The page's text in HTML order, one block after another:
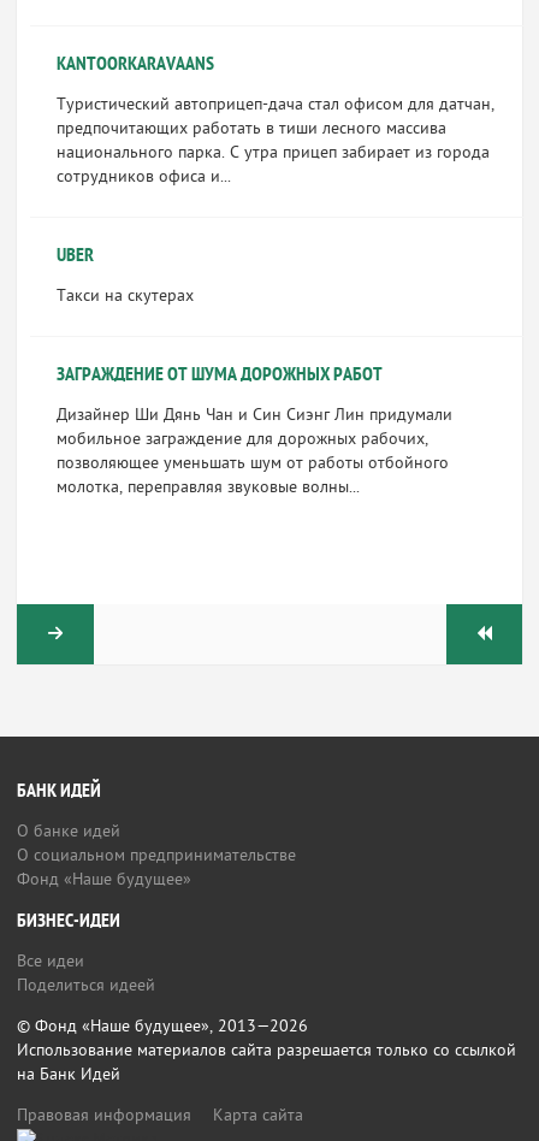
KANTOORKARAVAANS
Туристический автоприцеп-дача стал офисом для датчан,
предпочитающих работать в тиши лесного массива
национального парка. С утра прицеп забирает из города
сотрудников офиса и...
UBER
Такси на скутерах
ЗАГРАЖДЕНИЕ ОТ ШУМА ДОРОЖНЫХ РАБОТ
Дизайнер Ши Дянь Чан и Син Сиэнг Лин придумали
мобильное заграждение для дорожных рабочих,
позволяющее уменьшать шум от работы отбойного
молотка, переправляя звуковые волны...
БАНК ИДЕЙ
О банке идей
О социальном предпринимательстве
Фонд «Наше будущее»
БИЗНЕС-ИДЕИ
Все идеи
Поделиться идеей
© Фонд «Наше будущее», 2013—2026
Использование материалов сайта разрешается только со ссылкой
на Банк Идей
Правовая информация
Карта сайта